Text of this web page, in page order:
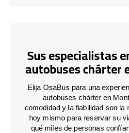
Sus especialistas
autobuses chárter
Elija OsaBus para una
autobuses chárter en
comodidad y la fiabilidad son la
hoy mismo para reservar su
qué miles de personas